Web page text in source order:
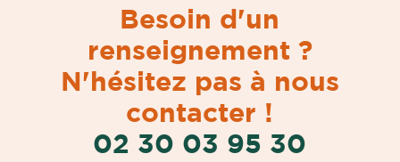
Besoin d'un
renseignement ?
N'hésitez pas à nous
contacter !
02 30 03 95 30